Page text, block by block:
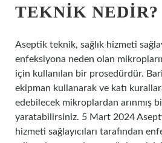
TEKNIK NEDIR?
Aseptik teknik, sağlık hizmeti
enfeksiyona neden olan
için kullanılan bir prosedürdür.
ekipman kullanarak ve katı
edebilecek mikroplardan arınmış
yaratabilirsiniz. 5 Mart 2024
hizmeti sağlayıcıları tarafından